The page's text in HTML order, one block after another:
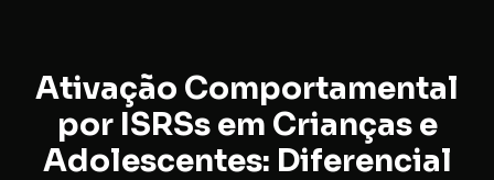
Ativação Comportamental
por ISRSs em Crianças e
Adolescentes: Diferencial